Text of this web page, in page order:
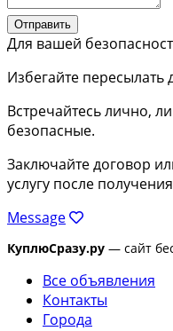
Отправить
Для вашей
Избегайте пересылать
Встречайтесь лично,
безопасные.
Заключайте договор
услугу после
Message
КуплюСразу.ру — сайт
Все объявления
Контакты
Города